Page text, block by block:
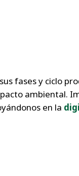
fases y ciclo
ambiental.
en la